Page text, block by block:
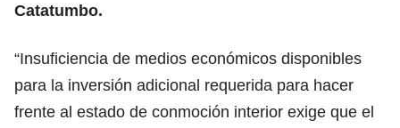
Catatumbo.
“Insuficiencia de medios económicos disponibles
para la inversión adicional requerida para hacer
frente al estado de conmoción interior exige que el